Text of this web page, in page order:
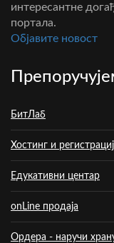
интересантне
портала.
Oбјавите новост
БитЛаб
Хостинг и
Едукативни центар
onLine продаја
Ордера - наручи